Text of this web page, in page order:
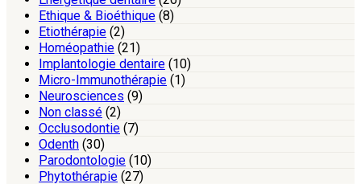
Ethique & Bioéthique (8)
Etiothérapie (2)
Homéopathie (21)
Implantologie dentaire (10)
Micro-Immunothérapie (1)
Neurosciences (9)
Non classé (2)
Occlusodontie (7)
Odenth (30)
Parodontologie (10)
Phytothérapie (27)